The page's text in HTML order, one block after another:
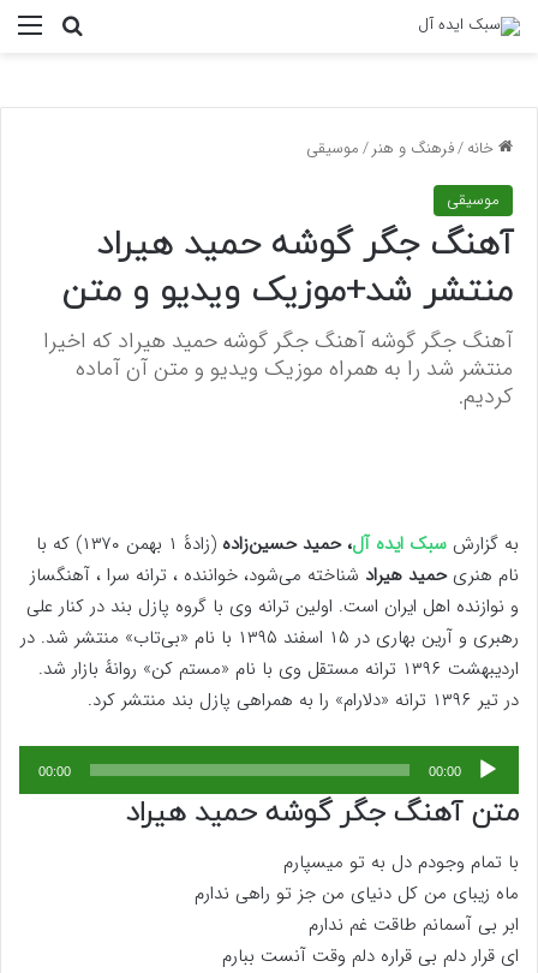
خانه/فرهنگ و هنر/موسیقی
موسیقی
آهنگ جگر گوشه حمید هیراد
منتشر شد+موزیک ویدیو و متن
آهنگ جگر گوشه آهنگ جگر گوشه حمید هیراد که اخیرا
منتشر شد را به همراه موزیک ویدیو و متن آن آماده
کردیم.
به گزارش سبک ایده آل، حمید حسین‌زاده
(زادهٔ ۱ بهمن ۱۳۷۰) که با
نام هنریحمید هیراد شناخته می‌شود، خواننده ، ترانه سرا ،‌ آهنگساز
و نوازنده اهل ایران است. اولین ترانه وی با گروه پازل بند در کنار علی
رهبری و آرین بهاری در ۱۵ اسفند ۱۳۹۵ با نام «بی‌تاب» منتشر شد. در
اردیبهشت ۱۳۹۶ ترانه مستقل وی با نام «مستم کن» روانهٔ بازار شد.
در تیر ۱۳۹۶ ترانه «دلارام» را به همراهی پازل بند منتشر کرد.
پخش‌کننده
صوت
00:00
00:00
متن آهنگ جگر گوشه حمید هیراد
با تمام وجودم دل به تو میسپارم
ماه زیبای من کل دنیای من جز تو راهی ندارم
ابر بی آسمانم طاقت غم ندارم
ای قرار دلم بی قراره دلم وقت آنست ببارم